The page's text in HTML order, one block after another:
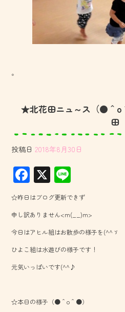
。
★北花田ニュ～ス（●＾o
田
投稿日 2018年8月30日
F
ac
e
b
o
ok
X
ne
☆昨日はブログ更新できず
申し訳ありません<m(__)m>
今日はアヒル組はお散歩の様子を(^^ゞ
ひよこ組は水遊びの様子です！
元気いっぱいです(^^♪
☆本日の様子（●＾o＾●）